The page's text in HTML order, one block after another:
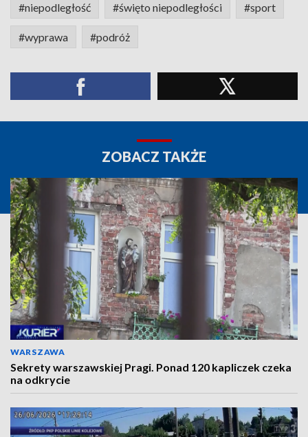
#niepodległość #święto niepodległości #sport
#wyprawa #podróż
ZOBACZ TAKŻE
WARSZAWA
Sekrety warszawskiej Pragi. Ponad 120 kapliczek czeka
na odkrycie